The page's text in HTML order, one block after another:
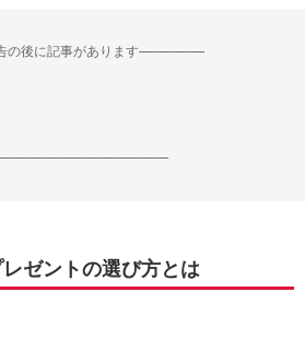
の後に記事があります--------------------
ゼントの選び方とは